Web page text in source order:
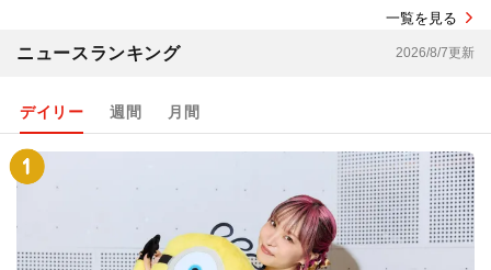
一覧を見る
ニュースランキング 2026/8/7更新
デイリー 週間 月間